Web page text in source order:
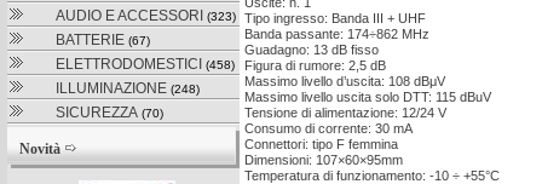
AUDIO E ACCESSORI (323)
BATTERIE (67)
ELETTRODOMESTICI (458)
ILLUMINAZIONE (248)
SICUREZZA (70)
Novità
Tipo ingresso: Banda III + UHF
Banda passante: 174÷862 MHz
Guadagno: 13 dB fisso
Figura di rumore: 2,5 dB
Massimo livello d’uscita: 108 dBμV
Massimo livello uscita solo DTT: 115 dBuV
Tensione di alimentazione: 12/24 V
Consumo di corrente: 30 mA
Connettori: tipo F femmina
Dimensioni: 107×60×95mm
Temperatura di funzionamento: -10 ÷ +55°C